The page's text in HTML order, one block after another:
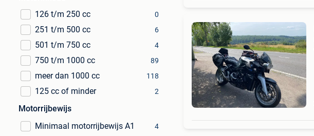
126 t/m 250 cc
0
251 t/m 500 cc 6
501 t/m 750 cc 4
750 t/m 1000 cc 89
meer dan 1000 cc 118
125 cc of minder 2
Motorrijbewijs
Minimaal motorrijbewijs A1
4